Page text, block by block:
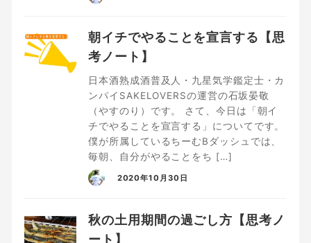
朝イチでやることを宣言する【思
考ノート】
日本酒熟成酒普及人・九星気学鑑定士・カ
ンパイSAKELOVERSの運営の石坂晏敬
（やすのり）です。 さて、今日は「朝イ
チでやることを宣言する」についてです。
僕が所属しているちーむBダッシュでは、
毎朝、自分がやることをち […]
2020年10月30日
秋の土用期間の過ごし方【思考ノ
ート】